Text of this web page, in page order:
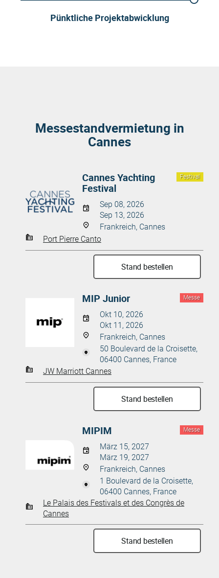
Pünktliche Projektabwicklung
Messestandvermietung in
Cannes
Festival
Cannes Yachting
Festival
Sep 08, 2026
Sep 13, 2026
Frankreich, Cannes
Port Pierre Canto
Stand bestellen
Messe
MIP Junior
Okt 10, 2026
Okt 11, 2026
Frankreich, Cannes
50 Boulevard de la Croisette,
06400 Cannes, France
JW Marriott Cannes
Stand bestellen
Messe
MIPIM
März 15, 2027
März 19, 2027
Frankreich, Cannes
1 Boulevard de la Croisette,
06400 Cannes, France
Le Palais des Festivals et des Congrès de
Cannes
Stand bestellen